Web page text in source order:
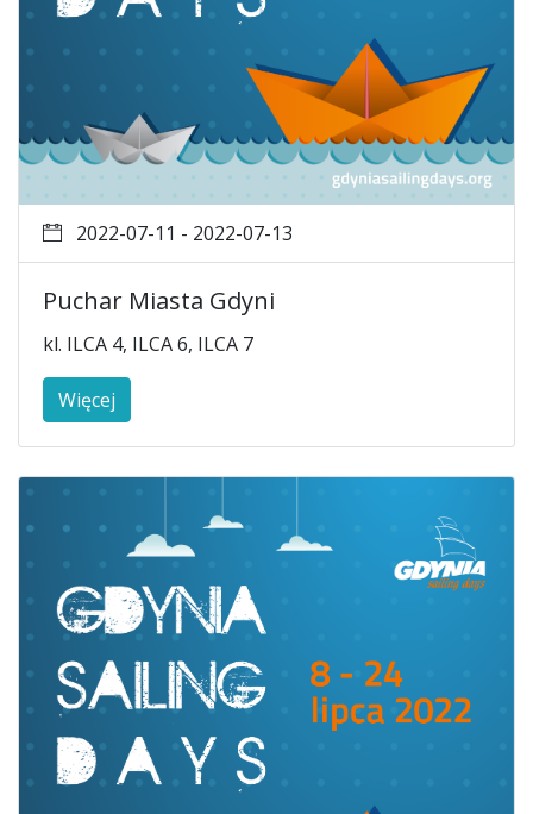
2022-07-11 - 2022-07-13
Puchar Miasta Gdyni
kl. ILCA 4, ILCA 6, ILCA 7
Więcej